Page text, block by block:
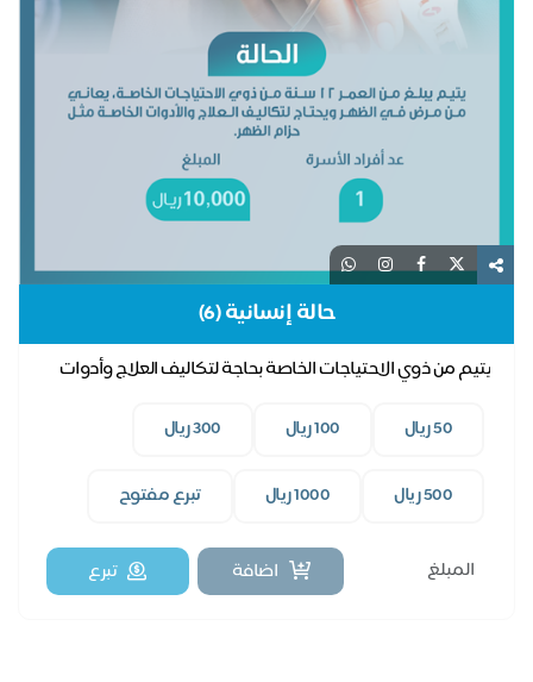
حالة إنسانية (6)
يتيم من ذوي الاحتياجات الخاصة بحاجة لتكاليف العلاج وأدوات
1000 ريال تبرع مفتوح
اضافة تبرع